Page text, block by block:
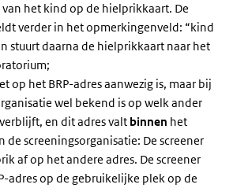
het kind op de hielprikkaart. De
verder in het opmerkingenveld: “kind
stuurt daarna de hielprikkaart naar het
op het BRP-adres aanwezig is, maar bij
wel bekend is op welk ander
en dit adres valt binnen het
de screeningsorganisatie: De screener
af op het andere adres. De screener
adres op de gebruikelijke plek op de